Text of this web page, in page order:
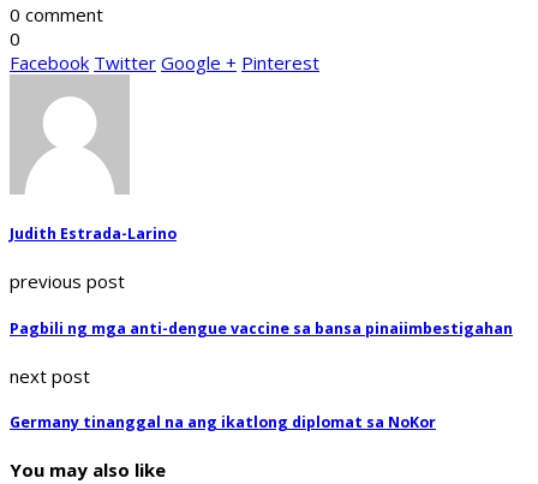
0 comment
0
Facebook Twitter Google + Pinterest
Judith Estrada-Larino
previous post
Pagbili ng mga anti-dengue vaccine sa bansa pinaiimbestigahan
next post
Germany tinanggal na ang ikatlong diplomat sa NoKor
You may also like